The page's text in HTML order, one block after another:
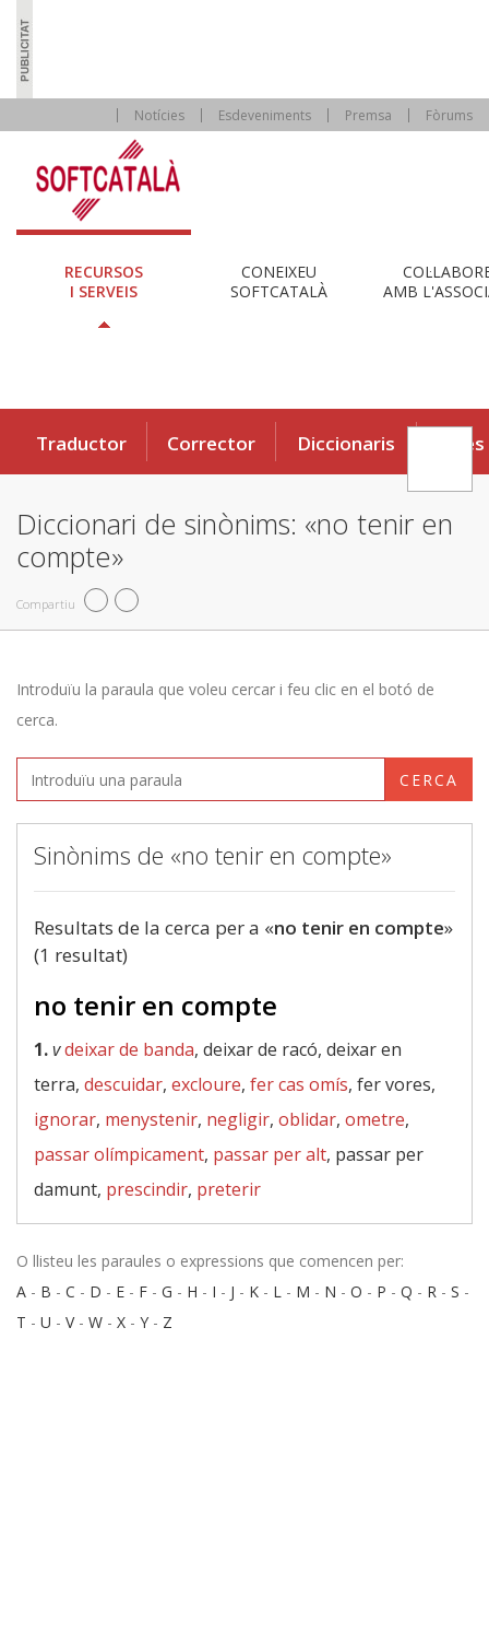
Notícies Esdeveniments Premsa Fòrums
RECURSOS
I SERVEIS
CONEIXEU
SOFTCATALÀ
AMB
Traductor Corrector Diccionaris Eines
Diccionari de sinònims: «no tenir en
compte»
Compartiu
Introduïu la paraula que voleu cercar i feu clic en el botó de
cerca.
CERCA
Sinònims de «no tenir en compte»
Resultats de la cerca per a «no tenir en compte»
(1 resultat)
no tenir en compte
1.vdeixar de banda, deixar de racó, deixar en
terra, descuidar, excloure, fer cas omís, fer vores,
ignorar, menystenir, negligir, oblidar, ometre,
passar olímpicament, passar per alt, passar per
damunt, prescindir, preterir
O llisteu les paraules o expressions que comencen per:
A - B - C - D - E - F - G - H - I - J - K - L - M - N - O - P - Q - R - S -
T - U - V- W - X - Y - Z